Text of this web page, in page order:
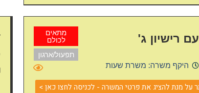
רישיון ג'
היקף משרה: משרת שעות
מתאים
לכולם
תפעול/ארגון
מנת להציג את פרטי המשרה - לכניסה לחצו כאן >